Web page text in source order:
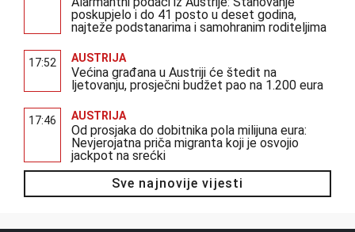
poskupjelo i do 41 posto u deset godina,
najteže podstanarima i samohranim roditeljima
17:52 AUSTRIJA
Većina građana u Austriji će štedit na
ljetovanju, prosječni budžet pao na 1.200 eura
17:46 AUSTRIJA
Od prosjaka do dobitnika pola milijuna eura:
Nevjerojatna priča migranta koji je osvojio
jackpot na srećki
Sve najnovije vijesti